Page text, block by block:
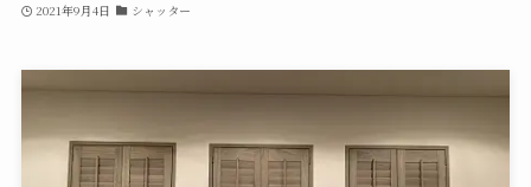
2021年9月4日 シャッター